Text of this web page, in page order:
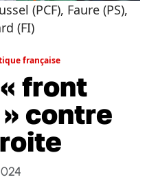
(PCF), Faure (PS),
(FI)
française
front
contre